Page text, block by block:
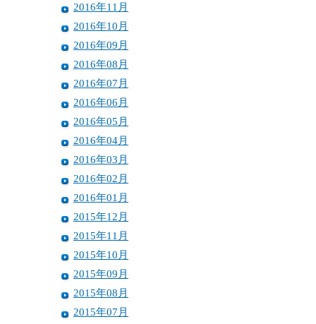
2016年11月
2016年10月
2016年09月
2016年08月
2016年07月
2016年06月
2016年05月
2016年04月
2016年03月
2016年02月
2016年01月
2015年12月
2015年11月
2015年10月
2015年09月
2015年08月
2015年07月